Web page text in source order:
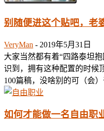
别随便进这个贴吧，老
VeryMan - 2019年5月31日
大家当然都有着“四路泰坦
识到，拥有这种配置的时候
100篇稿，没啥别的可（会）
如何才能做一名自由职